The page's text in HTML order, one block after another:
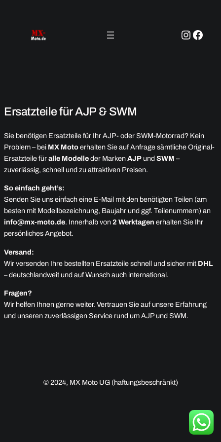
Instagram Facebook
Ersatzteile für AJP & SWM
Sie benötigen Ersatzteile für Ihr AJP- oder SWM-Motorrad? Kein
Problem – bei MX Motoerhalten Sie auf Anfrage sämtliche Original-
Ersatzteile füralle Modelleder MarkenAJP undSWM –
zuverlässig, schnell und zu attraktiven Preisen.
So einfach geht’s:
Senden Sie uns einfach eine E-Mail mit den benötigten Teilen (am
besten mit Modellbezeichnung, Baujahr und ggf. Teilenummern) an
info@mx-moto.de. Innerhalb von2 Werktagen erhalten Sie Ihr
persönliches Angebot.
Versand:
Wir versenden Ihre bestellten Ersatzteile schnell und sicher mit DHL
– deutschlandweit und auf Wunsch auch international.
Fragen?
Wir helfen Ihnen gerne weiter. Vertrauen Sie auf unsere Erfahrung
und unseren zuverlässigen Service rund um AJP und SWM.
© 2024, MX Moto UG (haftungsbeschränkt)